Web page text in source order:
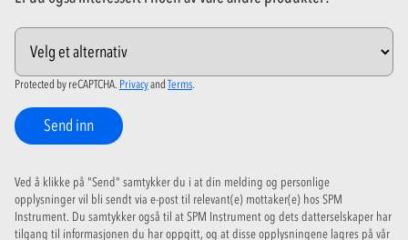
Protected by reCAPTCHA. Privacyand Terms
Send inn
Ved å klikke på "Send" samtykker du i at din melding og personlige
opplysninger vil bli sendt via e-post til relevant(e) mottaker(e) hos SPM
Instrument. Du samtykker også til at SPM Instrument og dets datterselskaper har
tilgang til informasjonen du har oppgitt, og at disse opplysningene lagres på vår